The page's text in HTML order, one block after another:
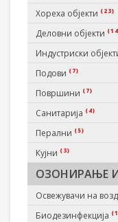
Хореха објекти (23)
Деловни објекти
Индустриски
Подови (7)
Површини (7)
Санитарија (4)
Перални (5)
Кујни (3)
ОЗОНИРАЊЕ
Освежувачи на
Биодезинфекција